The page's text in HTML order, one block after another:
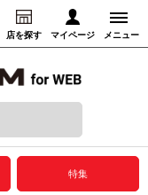
店を探す マイページ メニュー
録音からさがす
特集